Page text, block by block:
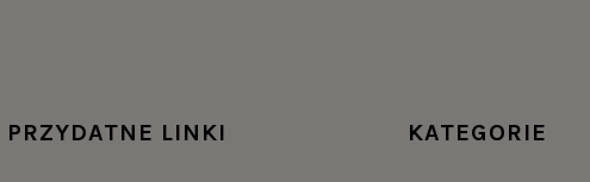
PRZYDATNE LINKI KATEGORIE